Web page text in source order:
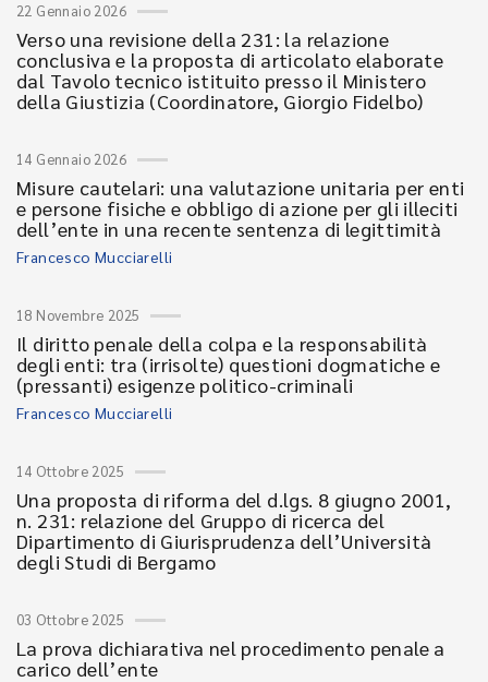
22 Gennaio 2026
Verso una revisione della 231: la relazione
conclusiva e la proposta di articolato elaborate
dal Tavolo tecnico istituito presso il Ministero
della Giustizia (Coordinatore, Giorgio Fidelbo)
14 Gennaio 2026
Misure cautelari: una valutazione unitaria per enti
e persone fisiche e obbligo di azione per gli illeciti
dell’ente in una recente sentenza di legittimità
Francesco Mucciarelli
18 Novembre 2025
Il diritto penale della colpa e la responsabilità
degli enti: tra (irrisolte) questioni dogmatiche e
(pressanti) esigenze politico-criminali
Francesco Mucciarelli
14 Ottobre 2025
Una proposta di riforma del d.lgs. 8 giugno 2001,
n. 231: relazione del Gruppo di ricerca del
Dipartimento di Giurisprudenza dell’Università
degli Studi di Bergamo
03 Ottobre 2025
La prova dichiarativa nel procedimento penale a
carico dell’ente